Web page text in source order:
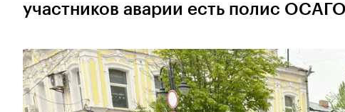
участников аварии есть полис ОСАГО